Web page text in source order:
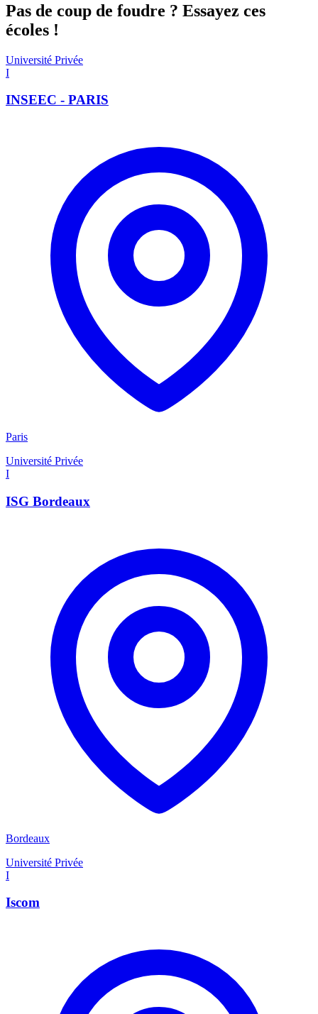
Pas de coup de foudre ? Essayez ces
écoles !
Université Privée
I
INSEEC - PARIS
Paris
Université Privée
I
ISG Bordeaux
Bordeaux
Université Privée
I
Iscom